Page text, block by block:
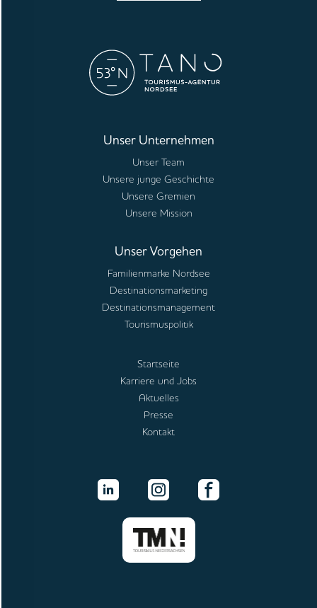
Unser Unternehmen
Unser Team
Unsere junge Geschichte
Unsere Gremien
Unsere Mission
Unser Vorgehen
Familienmarke Nordsee
Destinationsmarketing
Destinationsmanagement
Tourismuspolitik
Startseite
Karriere und Jobs
Aktuelles
Presse
Kontakt